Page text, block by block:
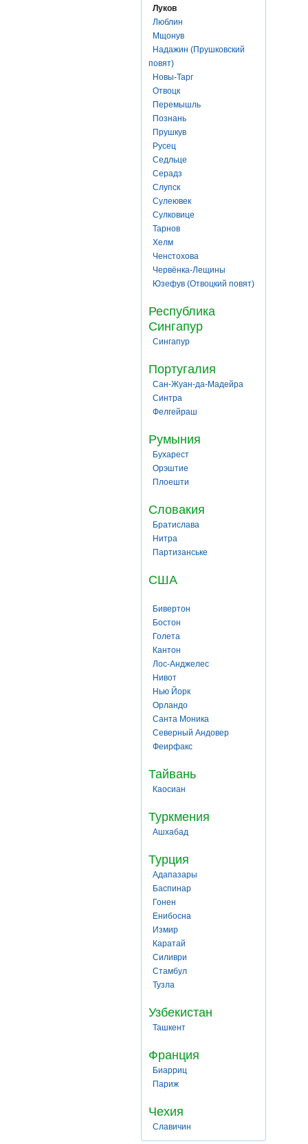
Луков
Люблин
Мщонув
Надажин (Прушковский
повят)
Новы-Тарг
Отвоцк
Перемышль
Познань
Прушкув
Русец
Седльце
Серадз
Слупск
Сулеювек
Сулковице
Тарнов
Хелм
Ченстохова
Червёнка-Лещины
Юзефув (Отвоцкий повят)
Республика
Сингапур
Сингапур
Португалия
Сан-Жуан-да-Мадейра
Синтра
Фелгейраш
Румыния
Бухарест
Орэштие
Плоешти
Словакия
Братислава
Нитра
Партизанське
США
Бивертон
Бостон
Голета
Кантон
Лос-Анджелес
Нивот
Нью Йорк
Орландо
Санта Моника
Северный Андовер
Феирфакс
Тайвань
Каосиан
Туркмения
Ашхабад
Турция
Адапазары
Баспинар
Гонен
Енибосна
Измир
Каратай
Силиври
Стамбул
Тузла
Узбекистан
Ташкент
Франция
Биарриц
Париж
Чехия
Славичин